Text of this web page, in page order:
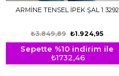
ARMİNE TENSEL İPEK ŞAL 1 3292
₺1.924,95
₺3.849,89
Sepette %10 indirim ile
₺1732,46